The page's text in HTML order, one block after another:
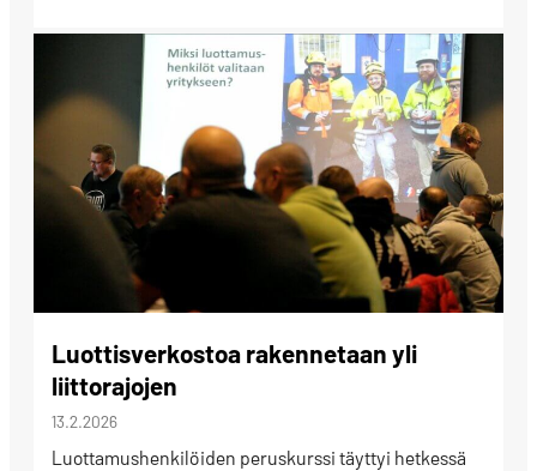
Luottisverkostoa rakennetaan yli
liittorajojen
13.2.2026
Luottamushenkilöiden peruskurssi täyttyi hetkessä